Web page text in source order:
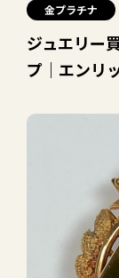
金プラチナ
ジュエリー
プ｜エンリ